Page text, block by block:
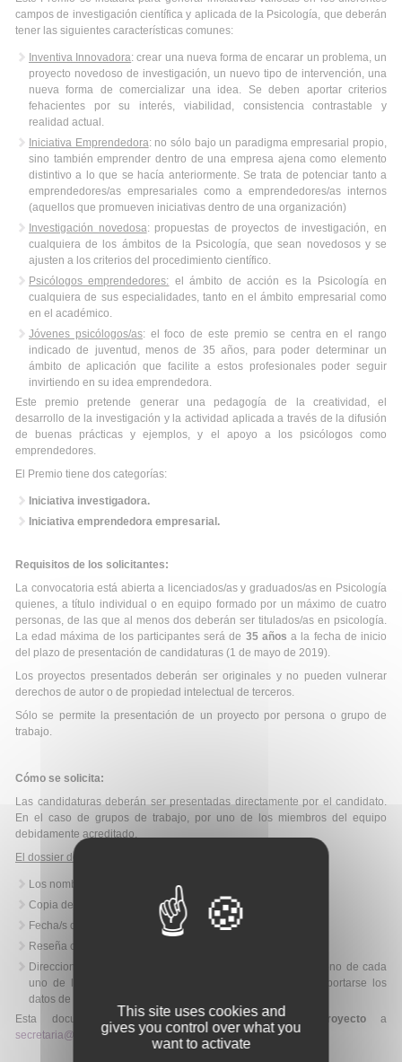
campos de investigación científica y aplicada de la Psicología, que deberán
tener las siguientes características comunes:
Inventiva Innovadora: crear una nueva forma de encarar un problema, un
proyecto novedoso de investigación, un nuevo tipo de intervención, una
nueva forma de comercializar una idea. Se deben aportar criterios
fehacientes por su interés, viabilidad, consistencia contrastable y
realidad actual.
Iniciativa Emprendedora: no sólo bajo un paradigma empresarial propio,
sino también emprender dentro de una empresa ajena como elemento
distintivo a lo que se hacía anteriormente. Se trata de potenciar tanto a
emprendedores/as empresariales como a emprendedores/as internos
(aquellos que promueven iniciativas dentro de una organización)
Investigación novedosa: propuestas de proyectos de investigación, en
cualquiera de los ámbitos de la Psicología, que sean novedosos y se
ajusten a los criterios del procedimiento científico.
Psicólogos emprendedores: el ámbito de acción es la Psicología en
cualquiera de sus especialidades, tanto en el ámbito empresarial como
en el académico.
Jóvenes psicólogos/as: el foco de este premio se centra en el rango
indicado de juventud, menos de 35 años, para poder determinar un
ámbito de aplicación que facilite a estos profesionales poder seguir
invirtiendo en su idea emprendedora.
Este premio pretende generar una pedagogía de la creatividad, el
desarrollo de la investigación y la actividad aplicada a través de la difusión
de buenas prácticas y ejemplos, y el apoyo a los psicólogos como
emprendedores.
El Premio tiene dos categorías:
Iniciativa investigadora.
Iniciativa emprendedora empresarial.
Requisitos de los solicitantes:
La convocatoria está abierta a licenciados/as y graduados/as en Psicología
quienes, a título individual o en equipo formado por un máximo de cuatro
personas, de las que al menos dos deberán ser titulados/as en psicología.
La edad máxima de los participantes será de 35 años a la fecha de inicio
del plazo de presentación de candidaturas (1 de mayo de 2019).
Los proyectos presentados deberán ser originales y no pueden vulnerar
derechos de autor o de propiedad intelectual de terceros.
Sólo se permite la presentación de un proyecto por persona o grupo de
trabajo.
Cómo se solicita:
Las candidaturas deberán ser presentadas directamente por el candidato.
En el caso de grupos de trabajo, por uno de los miembros del equipo
debidamente acreditado.
El dossier de la candidatura deberá incorporar:
Los nombres de cada uno de los integrantes.
Copia del título universitario en Psicología (título escaneado).
Fecha/s de nacimiento (acompañando D.N.I. escaneado).
Reseña curricular de los y las participantes.
Direcciones de e-mail, de correo postal y números de teléfono de cada
uno de los solicitantes. En el caso de grupos, deberán aportarse los
datos de todos los componentes
Esta documentación se enviará,junto con el proyectoa
secretaria@psicofundacion.es y recibirán acuse de recibo.
This site uses cookies and
gives you control over what you
want to activate